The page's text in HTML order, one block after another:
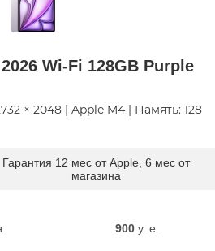
Wi-Fi 128GB Purple
× 2048 | Apple M4 | Память: 128
Гарантия 12 мес от Apple, 6 мес от
магазина
900y. e.